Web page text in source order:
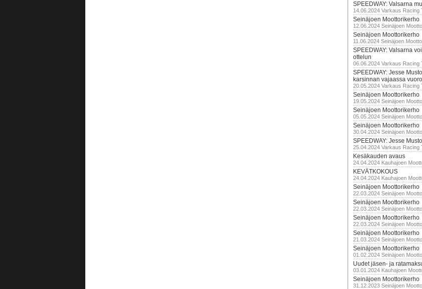
SPEEDWAY: Valsarna
14.06.2024 Varkaus Racing
Seinäjoen Moottorikerho
12.06.2024 Seinäjoen
Seinäjoen Moottorikerho
11.06.2024 Seinäjoen
SPEEDWAY: Valsarna
ottelun
06.06.2024 Varkaus Racing
SPEEDWAY: Jesse
karsinnan vajaassa
20.05.2024 Varkaus Racing
Seinäjoen Moottorikerho
19.05.2024 Seinäjoen
Seinäjoen Moottorikerho
05.05.2024 Seinäjoen
Seinäjoen Moottorikerho
30.04.2024 Seinäjoen
SPEEDWAY: Jesse
25.04.2024 Varkaus Racing
Kesäkauden avaus
24.04.2024 Kauhajoen
KEVÄTKOKOUS
24.04.2024 Kauhajoen
Seinäjoen Moottorikerho
22.03.2024 Seinäjoen
Seinäjoen Moottorikerho
22.03.2024 Seinäjoen
Seinäjoen Moottorikerho
22.03.2024 Seinäjoen
Seinäjoen Moottorikerho
21.03.2024 Seinäjoen
Seinäjoen Moottorikerho
01.02.2024 Seinäjoen
Uudet jäsen- ja
03.01.2024 Kauhajoen
Seinäjoen Moottorikerho
31.12.2023 Seinäjoen